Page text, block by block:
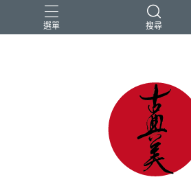
選單 搜尋
棉麻 茶禪服